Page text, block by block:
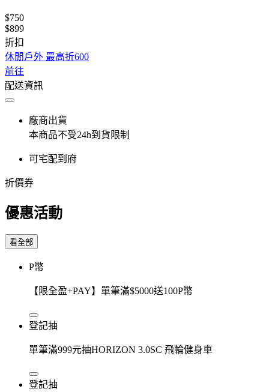
$750
$899
折扣
休閒戶外 最高折600
前往
配送資訊
廠商出貨
本商品不受24h到貨限制
可宅配到府
折價券
優惠活動
看全部
P幣
【限全盈+PAY】單筆滿$5000送100P幣
登記抽
單筆滿999元抽HORIZON 3.0SC 飛輪健身車
登記抽